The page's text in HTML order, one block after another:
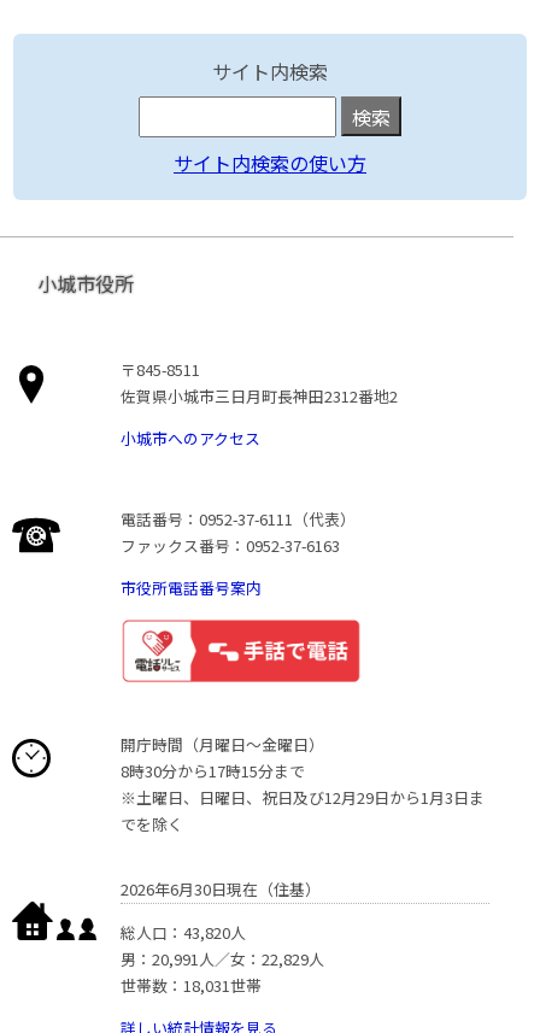
サイト内検索
サイト内検索の使い方
小城市役所
〒845-8511
佐賀県小城市三日月町長神田2312番地2
小城市へのアクセス
電話番号：0952-37-6111（代表）
ファックス番号：0952-37-6163
市役所電話番号案内
開庁時間（月曜日〜金曜日）
8時30分から17時15分まで
※土曜日、日曜日、祝日及び12月29日から1月3日ま
でを除く
2026年6月30日現在（住基）
総人口：43,820人
男：20,991人／女：22,829人
世帯数：18,031世帯
詳しい統計情報を見る